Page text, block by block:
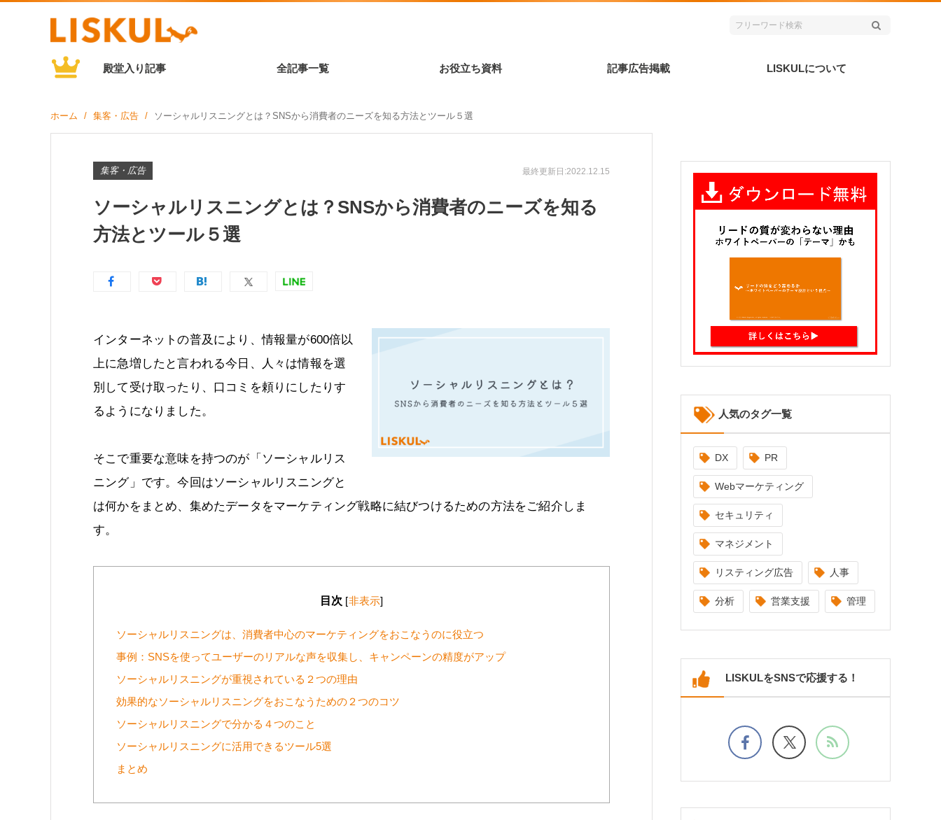
殿堂入り記事 全記事一覧 お役立ち資料 記事広告掲載 LISKULについて
ホーム 集客・広告 ソーシャルリスニングとは？SNSから消費者のニーズを知る方法とツール５選
集客・広告 最終更新日:2022.12.15
ソーシャルリスニングとは？SNSから消費者のニーズを知る
方法とツール５選
インターネットの普及により、情報量が600倍以
上に急増したと言われる今日、人々は情報を選
別して受け取ったり、口コミを頼りにしたりす
るようになりました。
そこで重要な意味を持つのが「ソーシャルリス
ニング」です。今回はソーシャルリスニングと
は何かをまとめ、集めたデータをマーケティング戦略に結びつけるための方法をご紹介しま
す。
目次 [非表示]
ソーシャルリスニングは、消費者中心のマーケティングをおこなうのに役立つ
事例：SNSを使ってユーザーのリアルな声を収集し、キャンペーンの精度がアップ
ソーシャルリスニングが重視されている２つの理由
効果的なソーシャルリスニングをおこなうための２つのコツ
ソーシャルリスニングで分かる４つのこと
ソーシャルリスニングに活用できるツール5選
まとめ
人気のタグ一覧
DX PR
Webマーケティング
セキュリティ
マネジメント
リスティング広告 人事
分析 営業支援 管理
LISKULをSNSで応援する！